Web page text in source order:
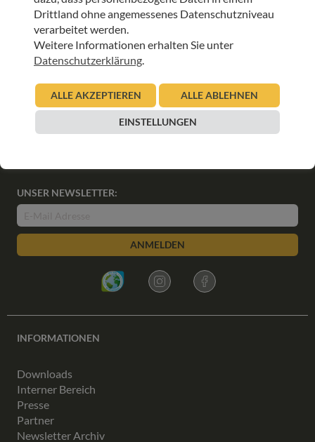
pflegende Kinder und Jugendliche am 20.
November 2022
09.11.2022
Urban Regensburger
UNSER NEWSLETTER:
ANMELDEN
INFORMATIONEN
Downloads
Interner Bereich
Presse
Partner
Newsletter Archiv
Drittland ohne angemessenes Datenschutzniveau
verarbeitet werden.
Weitere Informationen erhalten Sie unter
Datenschutzerklärung.
ALLE AKZEPTIEREN ALLE ABLEHNEN
EINSTELLUNGEN